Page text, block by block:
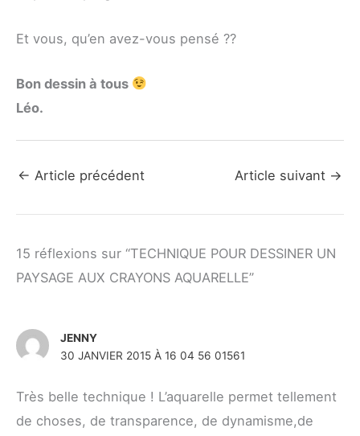
Et vous, qu’en avez-vous pensé ??
Bon dessin à tous
Léo.
← Article précédent Article suivant →
15 réflexions sur “TECHNIQUE POUR DESSINER UN
PAYSAGE AUX CRAYONS AQUARELLE”
JENNY
30 JANVIER 2015 À 16 04 56 01561
Très belle technique ! L’aquarelle permet tellement
de choses, de transparence, de dynamisme,de